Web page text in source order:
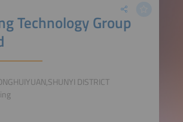
Technology Group
DISTRICT